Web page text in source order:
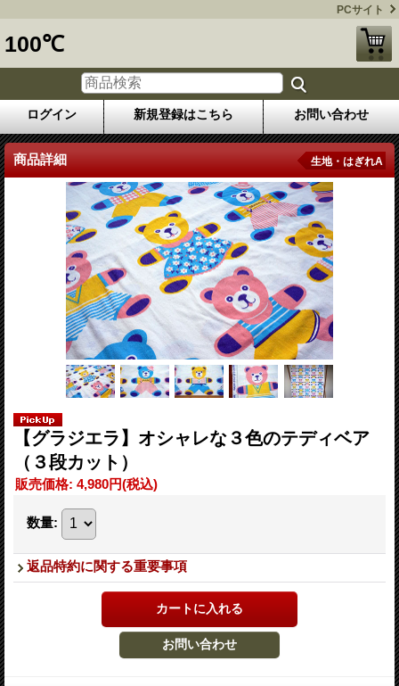
PCサイト
100℃
ログイン 新規登録はこちら お問い合わせ
商品詳細 生地・はぎれA
【グラジエラ】オシャレな３色のテディベア
（３段カット）
販売価格: 4,980円(税込)
数量:
返品特約に関する重要事項